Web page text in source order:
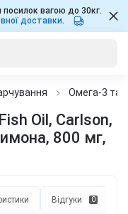
вагою до 30кг.
доставки.
Омега-3 та
Oil, Carlson,
800 мг,
Відгуки 0